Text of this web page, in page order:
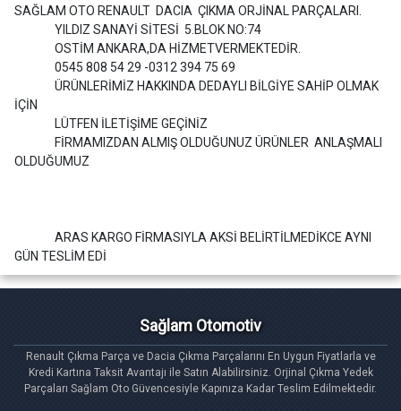
SAĞLAM OTO RENAULT DACIA ÇIKMA ORJİNAL PARÇALARI.
YILDIZ SANAYİ SİTESİ 5.BLOK NO:74
OSTİM ANKARA,DA HİZMETVERMEKTEDİR.
0545 808 54 29 -0312 394 75 69
ÜRÜNLERİMİZ HAKKINDA DEDAYLI BİLGİYE SAHİP OLMAK
İÇİN
LÜTFEN İLETİŞİME GEÇİNİZ
FİRMAMIZDAN ALMIŞ OLDUĞUNUZ ÜRÜNLER ANLAŞMALI
OLDUĞUMUZ
ARAS KARGO FİRMASIYLA AKSİ BELİRTİLMEDİKCE AYNI
GÜN TESLİM EDİ
Sağlam Otomotiv
Renault Çıkma Parça ve Dacia Çıkma Parçalarını En Uygun Fiyatlarla ve
Kredi Kartına Taksit Avantajı ile Satın Alabilirsiniz. Orjinal Çıkma Yedek
Parçaları Sağlam Oto Güvencesiyle Kapınıza Kadar Teslim Edilmektedir.